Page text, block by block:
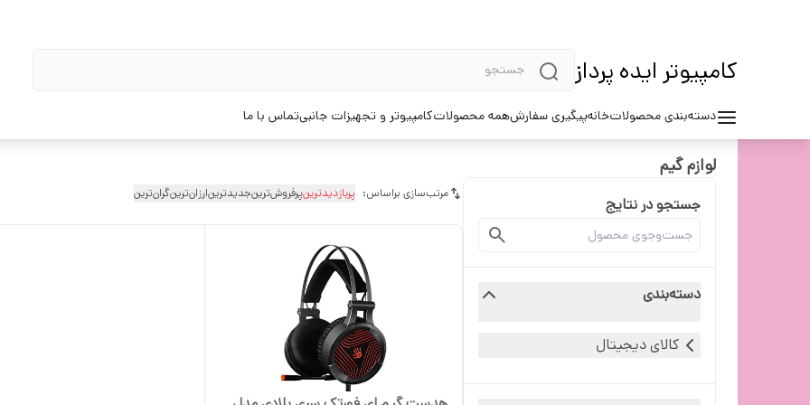
کامپیوتر ایده پرداز
دسته‌بندی محصولاتخانهپیگیری سفارشهمه محصولاتکامپیوتر و تجهیزات جانبیتماس با ما
لوازم گیم
جستجو در نتایج
دسته‌بندی
کالای دیجیتال
مرتب‌سازی براساس: پربازدیدترینپرفروش‌ترینجدیدترینارزان‌ترینگران‌ترین